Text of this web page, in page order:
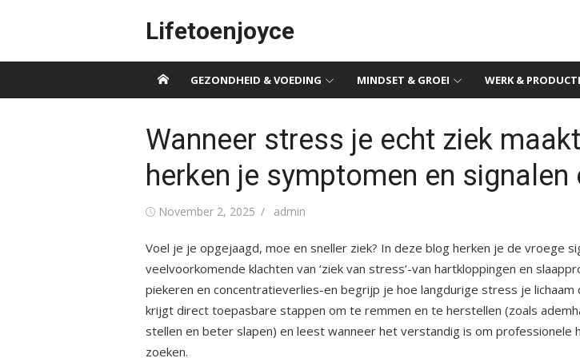
Lifetoenjoyce
GEZONDHEID & VOEDING MINDSET & GROEI WERK &
Wanneer stress je echt ziek
herken je symptomen en signalen
Posted
November 2, 2025 Author
admin
Voel je je opgejaagd, moe en sneller ziek? In deze blog herken je de vroege
veelvoorkomende klachten van ‘ziek van stress’-van hartkloppingen en
piekeren en concentratieverlies-en begrijp je hoe langdurige stress je lichaam
krijgt direct toepasbare stappen om te remmen en te herstellen (zoals
stellen en beter slapen) en leest wanneer het verstandig is om professionele
zoeken.